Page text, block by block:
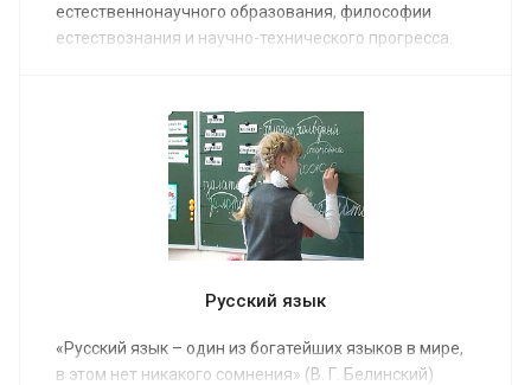
естественнонаучного образования, философии
естествознания и научно-технического прогресса.
Русский язык
«Русский язык – один из богатейших языков в мире,
в этом нет никакого сомнения» (В. Г. Белинский)